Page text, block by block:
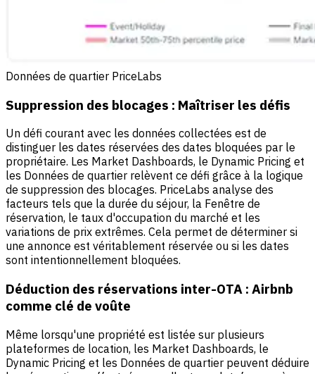
Données de quartier PriceLabs
Suppression des blocages : Maîtriser les défis
Un défi courant avec les données collectées est de
distinguer les dates réservées des dates bloquées par le
propriétaire. Les Market Dashboards, le Dynamic Pricing et
les Données de quartier relèvent ce défi grâce à la logique
de suppression des blocages. PriceLabs analyse des
facteurs tels que la durée du séjour, la Fenêtre de
réservation, le taux d'occupation du marché et les
variations de prix extrêmes. Cela permet de déterminer si
une annonce est véritablement réservée ou si les dates
sont intentionnellement bloquées.
Déduction des réservations inter-OTA : Airbnb
comme clé de voûte
Même lorsqu'une propriété est listée sur plusieurs
plateformes de location, les Market Dashboards, le
Dynamic Pricing et les Données de quartier peuvent déduire